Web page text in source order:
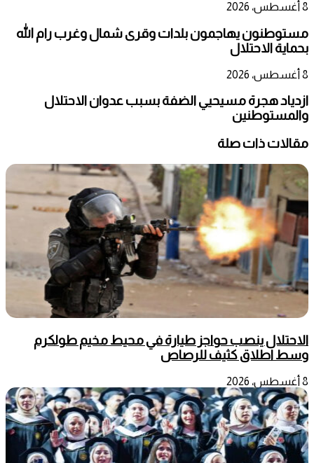
8 أغسطس، 2026
مستوطنون يهاجمون بلدات وقرى شمال وغرب رام الله
بحماية الاحتلال
8 أغسطس، 2026
ازدياد هجرة مسيحيي الضفة بسبب عدوان الاحتلال
والمستوطنين
مقالات ذات صلة
الاحتلال ينصب حواجز طيارة في محيط مخيم طولكرم
وسط اطلاق كثيف للرصاص
8 أغسطس، 2026